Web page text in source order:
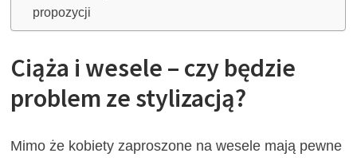
propozycji
Ciąża i wesele – czy będzie
problem ze stylizacją?
Mimo że kobiety zaproszone na wesele mają pewne